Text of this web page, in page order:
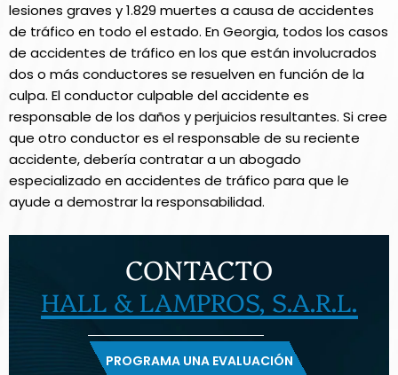
lesiones graves y 1.829 muertes a causa de accidentes
de tráfico en todo el estado. En Georgia, todos los casos
de accidentes de tráfico en los que están involucrados
dos o más conductores se resuelven en función de la
culpa. El conductor culpable del accidente es
responsable de los daños y perjuicios resultantes. Si cree
que otro conductor es el responsable de su reciente
accidente, debería contratar a un abogado
especializado en accidentes de tráfico para que le
ayude a demostrar la responsabilidad.
CONTACTO
HALL & LAMPROS, S.A.R.L.
PROGRAMA UNA EVALUACIÓN